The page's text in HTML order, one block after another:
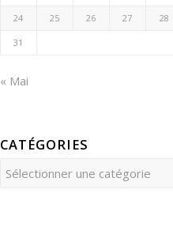
24 25 26 27 28
31
« Mai
CATÉGORIES
Catégories